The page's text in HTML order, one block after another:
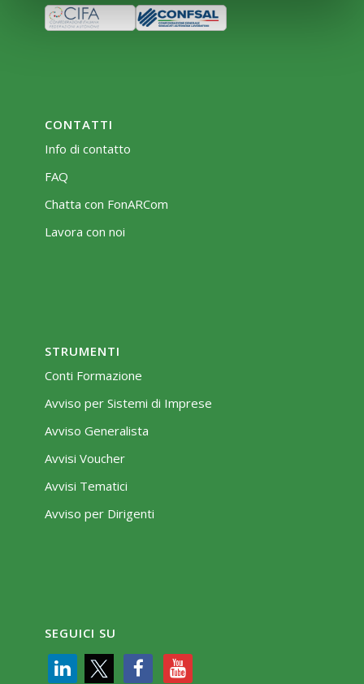
CONTATTI
Info di contatto
FAQ
Chatta con FonARCom
Lavora con noi
STRUMENTI
Conti Formazione
Avviso per Sistemi di Imprese
Avviso Generalista
Avvisi Voucher
Avvisi Tematici
Avviso per Dirigenti
SEGUICI SU